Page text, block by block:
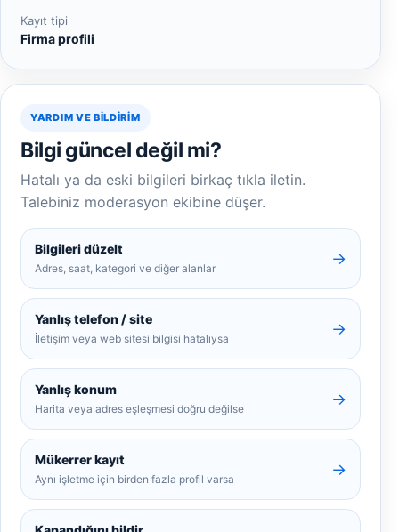
Kayıt tipi
Firma profili
YARDIM VE BILDIRIM
Bilgi güncel değil mi?
Hatalı ya da eski bilgileri birkaç tıkla iletin.
Talebiniz moderasyon ekibine düşer.
Bilgileri düzelt
Adres, saat, kategori ve diğer alanlar
→
Yanlış telefon / site
İletişim veya web sitesi bilgisi hatalıysa
→
Yanlış konum
Harita veya adres eşleşmesi doğru değilse
→
Mükerrer kayıt
Aynı işletme için birden fazla profil varsa
→